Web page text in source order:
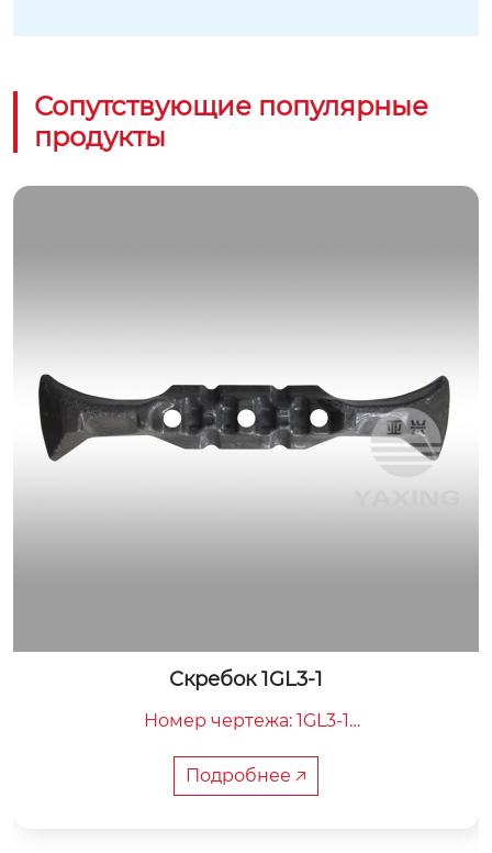
Сопутствующие популярные
продукты
Скребок 1GL3-1
Номер чертежа: 1GL3-1
Межцентровое расстояние: 120mm
Вес: 20 кг
Подробнее 🡥